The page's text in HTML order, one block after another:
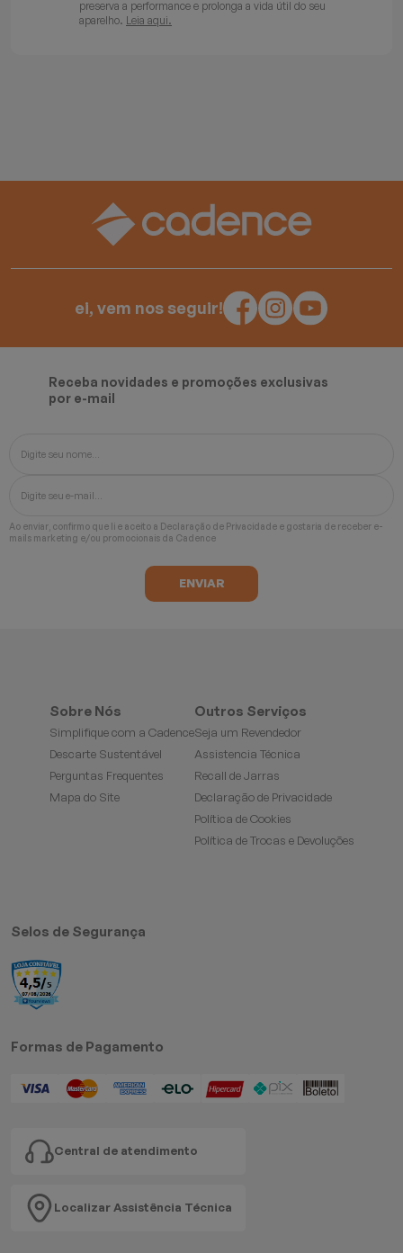
preserva a performance e prolonga a vida útil do seu
aparelho. Leia aqui.
ei, vem nos seguir!
Receba novidades e promoções exclusivas
por e-mail
Ao enviar, confirmo que li e aceito a Declaração de Privacidade e gostaria de receber e-
mails marketing e/ou promocionais da Cadence
Sobre Nós
Simplifique com a Cadence
Descarte Sustentável
Perguntas Frequentes
Mapa do Site
Outros Serviços
Seja um Revendedor
Assistencia Técnica
Recall de Jarras
Declaração de Privacidade
Política de Cookies
Política de Trocas e Devoluções
Selos de Segurança
Formas de Pagamento
Central de atendimento
Localizar Assistência Técnica